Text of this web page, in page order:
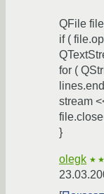
QFile
if (
for (
stream
}
olegk ★★